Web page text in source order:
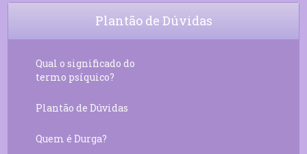
Plantão de Dúvidas
Qual o significado do
termo psíquico?
Plantão de Dúvidas
Quem é Durga?